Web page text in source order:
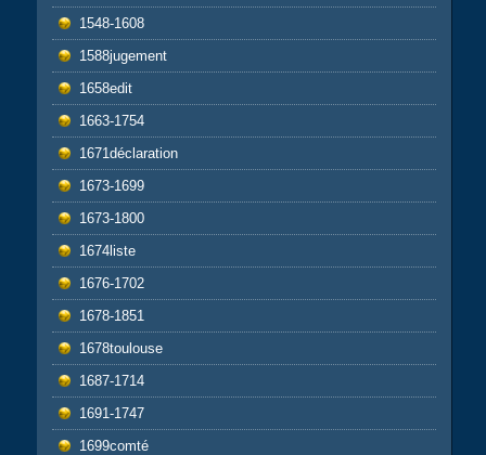
1548-1608
1588jugement
1658edit
1663-1754
1671déclaration
1673-1699
1673-1800
1674liste
1676-1702
1678-1851
1678toulouse
1687-1714
1691-1747
1699comté